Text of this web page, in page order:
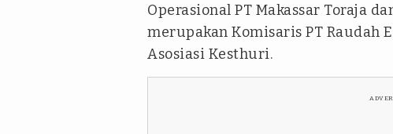
Operasional PT Makassar Toraja
merupakan Komisaris PT Raudah
Asosiasi Kesthuri.